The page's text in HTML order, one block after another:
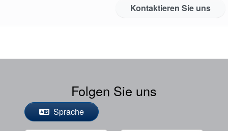
Kontaktieren Sie uns
Folgen Sie uns
Sprache